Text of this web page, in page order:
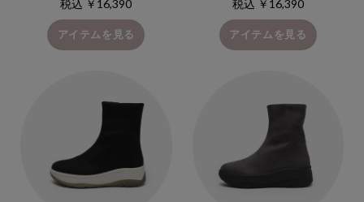
税込 ￥16,390
アイテムを見る
税込 ￥16,390
アイテムを見る